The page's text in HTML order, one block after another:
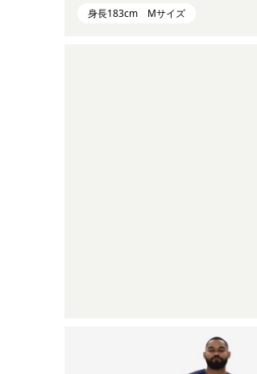
身長183cm Mサイズ